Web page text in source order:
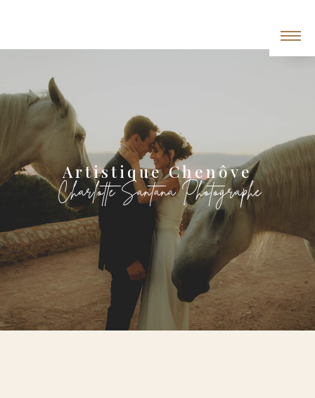
Artistique Chenôve
Charlotte Santana Photographe